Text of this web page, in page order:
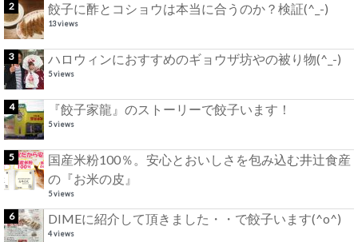
餃子に酢とコショウは本当に合うのか？検証(^_-)
13 views
ハロウィンにおすすめのギョウザ坊やの被り物(^_-)
5 views
『餃子家龍』のストーリーで餃子います！
5 views
国産米粉100％。安心とおいしさを包み込む井辻食産
の『お米の皮』
5 views
DIMEに紹介して頂きました・・で餃子います(^o^)
4 views